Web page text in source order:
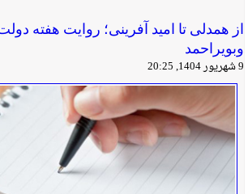
وبویراحمد
9 شهریور 1404, 20:25